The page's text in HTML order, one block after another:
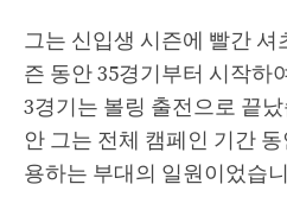
그는 신입생 시즌에 빨간 셔
즌 동안 35경기부터 시작하
3경기는 볼링 출전으로 끝
안 그는 전체 캠페인 기간
용하는 부대의 일원이었습